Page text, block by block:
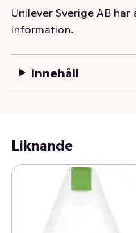
Dove Fresh Care är
och skonsam mot
rengör och vårdar
lenare efter bara en
bort hudens naturliga
efter duschen är det
fukten. Efter att du
applicera din
Unilever Sverige AB
information.
Innehåll
Liknande